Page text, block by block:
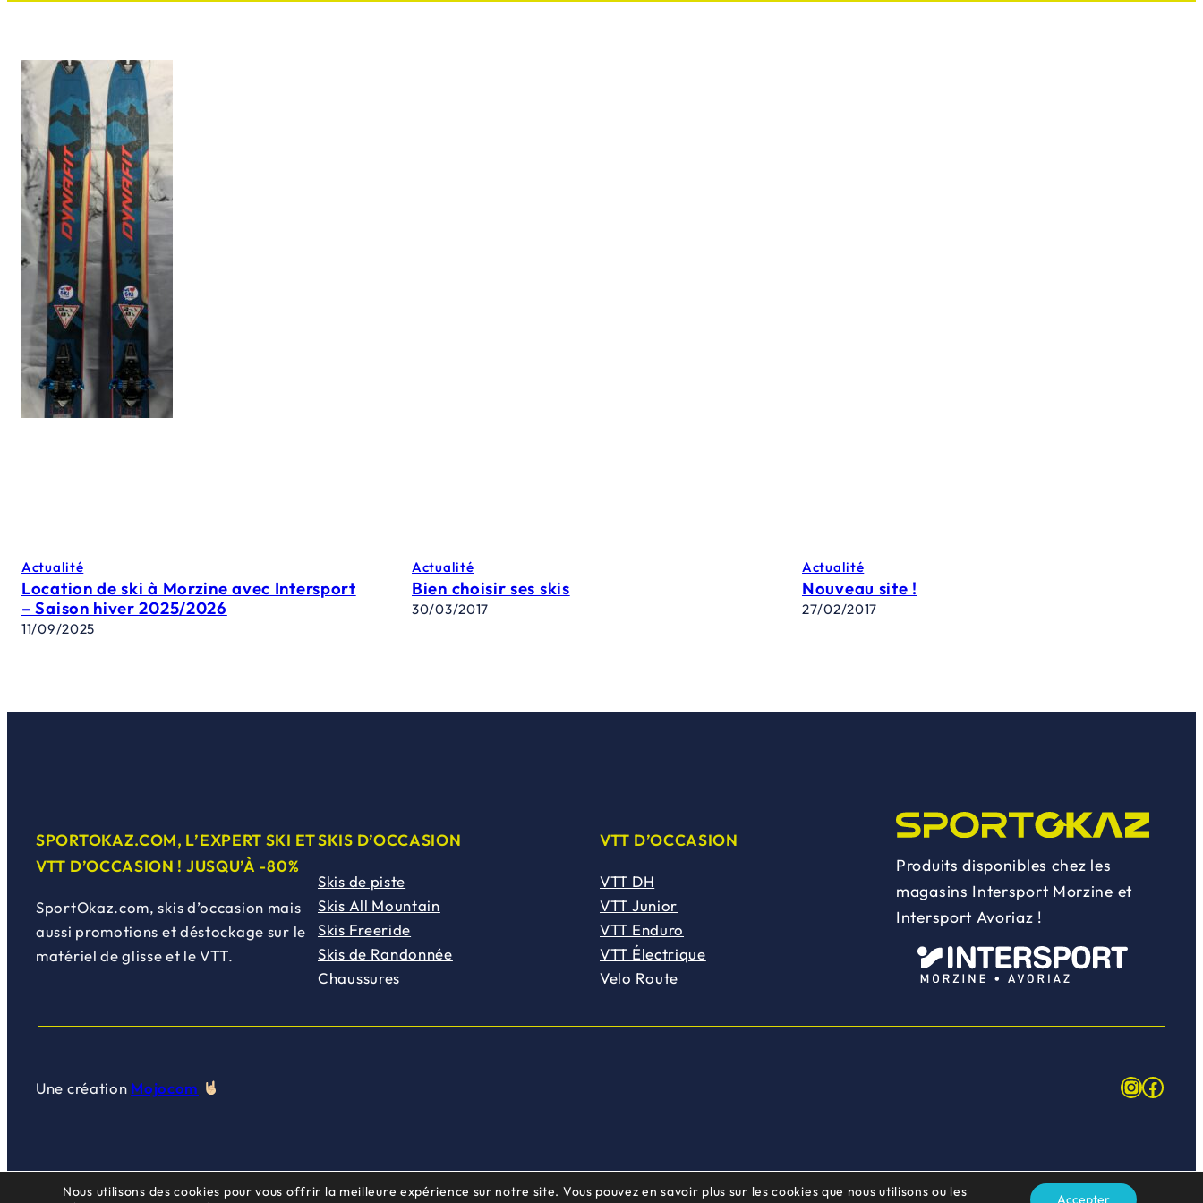
Actualité
Location de ski à Morzine avec Intersport
– Saison hiver 2025/2026
11/09/2025
Actualité
Bien choisir ses skis
30/03/2017
Actualité
Nouveau site !
27/02/2017
SPORTOKAZ.COM, L’EXPERT SKI ET
VTT D’OCCASION ! JUSQU’À -80%
SportOkaz.com, skis d’occasion mais
aussi promotions et déstockage sur le
matériel de glisse et le VTT.
SKIS D’OCCASION
Skis de piste
Skis All Mountain
Skis Freeride
Skis de Randonnée
Chaussures
VTT D’OCCASION
VTT DH
VTT Junior
VTT Enduro
VTT Électrique
Velo Route
Produits disponibles chez les
magasins Intersport Morzine et
Intersport Avoriaz !
Une création Mojocom
Nous utilisons des cookies pour vous offrir la meilleure expérience sur notre site. Vous pouvez en savoir plus sur les cookies que nous utilisons ou les
Accepter